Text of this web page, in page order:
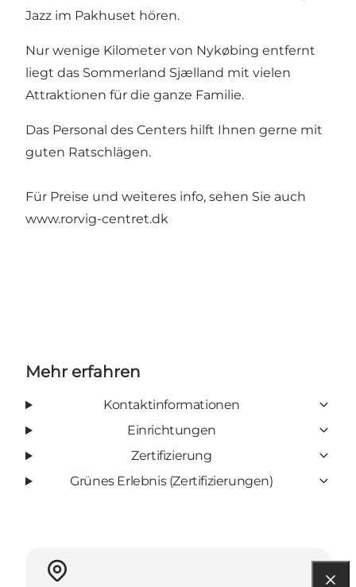
Jazz im Pakhuset hören.
Nur wenige Kilometer von Nykøbing entfernt
liegt das Sommerland Sjælland mit vielen
Attraktionen für die ganze Familie.
Das Personal des Centers hilft Ihnen gerne mit
guten Ratschlägen.
Für Preise und weiteres info, sehen Sie auch
www.rorvig-centret.dk
Mehr erfahren
Kontaktinformationen
Einrichtungen
Zertifizierung
Grünes Erlebnis (Zertifizierungen)